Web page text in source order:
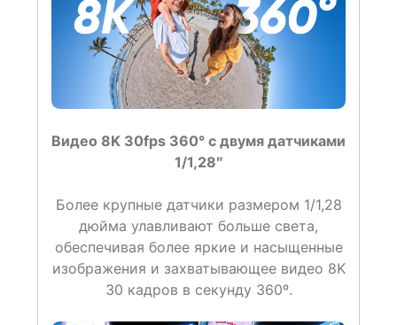
Видео 8K 30fps 360° с двумя датчиками
1/1,28″
Более крупные датчики размером 1/1,28
дюйма улавливают больше света,
обеспечивая более яркие и насыщенные
изображения и захватывающее видео 8K
30 кадров в секунду 360º.